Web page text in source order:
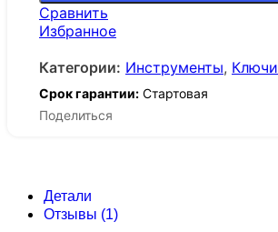
Сравнить
Избранное
Категории: Инструменты, Ключи
Срок гарантии: Стартовая
Поделиться
Детали
Отзывы (1)